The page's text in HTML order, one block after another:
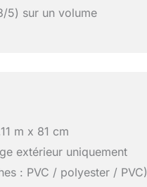
5) sur un volume
m x 81 cm
extérieur uniquement
: PVC / polyester / PVC)